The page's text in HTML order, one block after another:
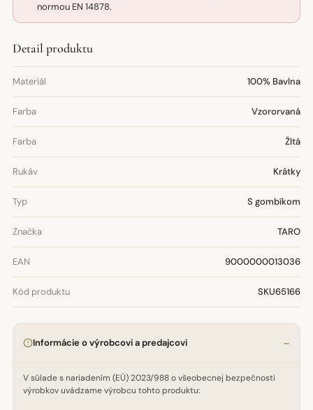
normou EN 14878.
Detail produktu
Materiál 100% Bavlna
Farba Vzororvaná
Farba Žltá
Rukáv Krátky
Typ S gombíkom
Značka TARO
EAN 9000000013036
Kód produktu SKU65166
Informácie o výrobcovi a predajcovi
V súlade s nariadením (EÚ) 2023/988 o všeobecnej bezpečnosti
výrobkov uvádzame výrobcu tohto produktu: